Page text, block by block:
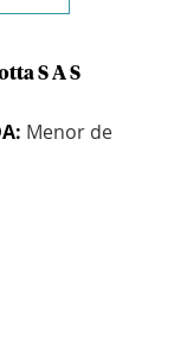
S A S
Menor de